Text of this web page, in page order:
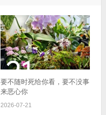
要不随时死给你看，要不没事
来恶心你
2026-07-21